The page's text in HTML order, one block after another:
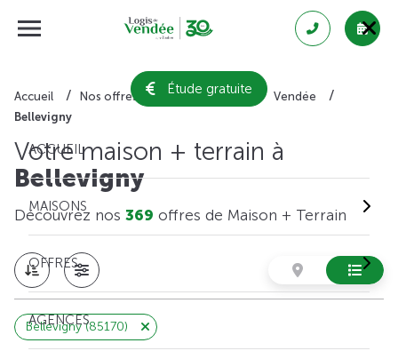
Étude gratuite
ACCUEIL
MAISONS
OFFRES
AGENCES
Accueil Nos offres de maison + terrain
Vendée
Bellevigny
Votre maison + terrain à
Bellevigny
Découvrez nos 369 offres de Maison + Terrain
Bellevigny (85170)